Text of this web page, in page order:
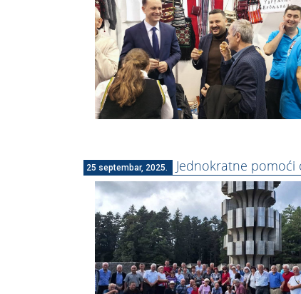
25 septembar, 2025. Jednokratne